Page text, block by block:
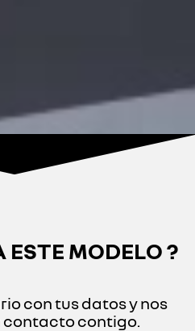
ESTE MODELO ?
con tus datos y nos
contacto contigo.